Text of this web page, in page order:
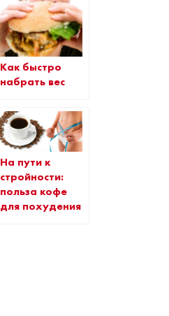
Как быстро
набрать вес
На пути к
стройности:
польза кофе
для похудения